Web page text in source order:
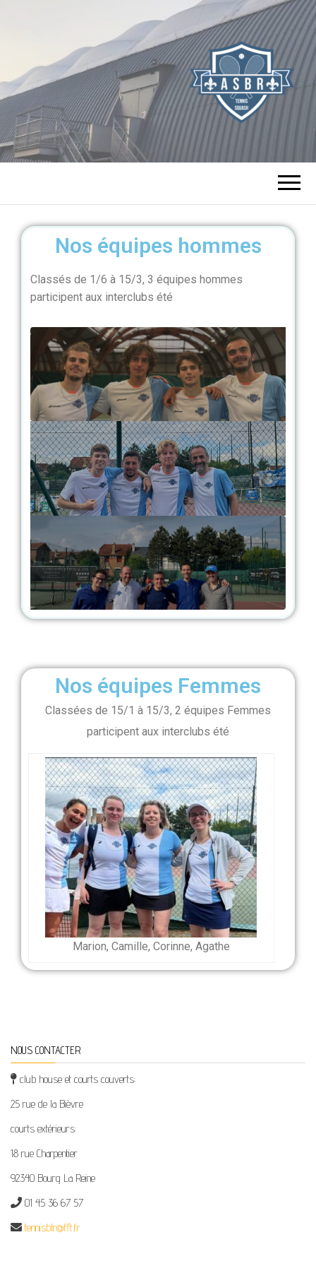
TENNIS SQUASH
DE BOURG LA
REINE
Nos équipes hommes
Classés de 1/6 à 15/3, 3 équipes hommes
participent aux interclubs été
Nos équipes Femmes
Classées de 15/1 à 15/3, 2 équipes Femmes
participent aux interclubs été
Marion, Camille, Corinne, Agathe
NOUS CONTACTER
club house et courts couverts:
25 rue de la Bièvre
courts extérieurs:
18 rue Charpentier
92340 Bourg La Reine
01 45 36 67 57
tennisblr@fft.fr